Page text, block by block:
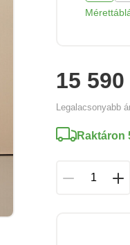
15
Legalacsonyabb
Raktáron